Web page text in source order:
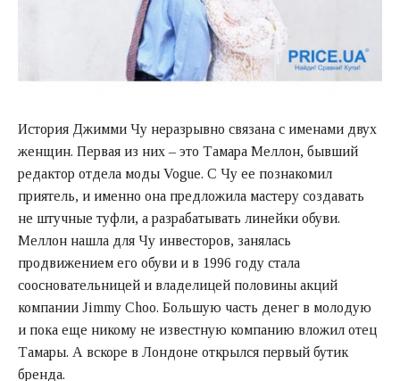
История Джимми Чу неразрывно связана с именами двух
женщин. Первая из них – это Тамара Меллон, бывший
редактор отдела моды Vogue. С Чу ее познакомил
приятель, и именно она предложила мастеру создавать
не штучные туфли, а разрабатывать линейки обуви.
Меллон нашла для Чу инвесторов, занялась
продвижением его обуви и в 1996 году стала
соосновательницей и владелицей половины акций
компании Jimmy Choo. Большую часть денег в молодую
и пока еще никому не известную компанию вложил отец
Тамары. А вскоре в Лондоне открылся первый бутик
бренда.